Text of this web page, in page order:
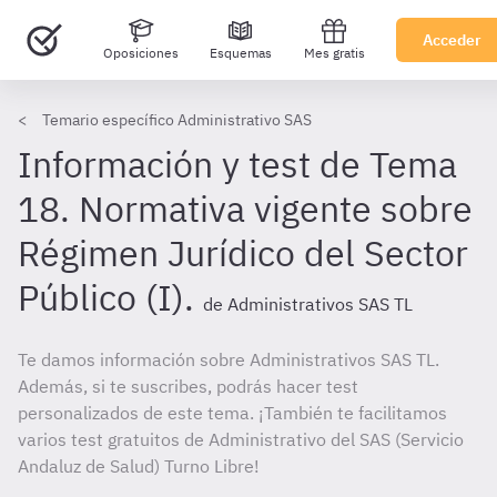
Oposiciones Esquemas Mes gratis
Acceder
Temario específico Administrativo SAS
Información y test de Tema
18. Normativa vigente sobre
Régimen Jurídico del Sector
Público (I). de Administrativos SAS TL
Te damos información sobre Administrativos SAS TL.
Además, si te suscribes, podrás hacer test
personalizados de este tema. ¡También te facilitamos
varios test gratuitos de Administrativo del SAS (Servicio
Andaluz de Salud) Turno Libre!